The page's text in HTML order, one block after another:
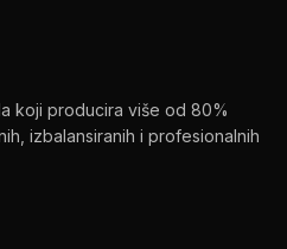
koji producira više od 80%
izbalansiranih i profesionalnih